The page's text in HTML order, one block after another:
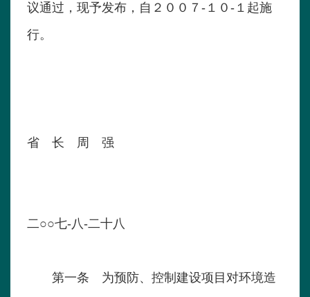
议通过，现予发布，自２００７-１０-１起施
行。
省 长 周 强
二○○七-八-二十八
第一条 为预防、控制建设项目对环境造